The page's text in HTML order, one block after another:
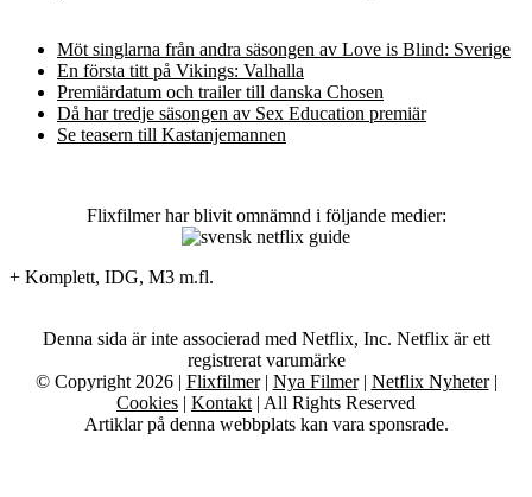
Möt singlarna från andra säsongen av Love is Blind: Sverige
En första titt på Vikings: Valhalla
Premiärdatum och trailer till danska Chosen
Då har tredje säsongen av Sex Education premiär
Se teasern till Kastanjemannen
Flixfilmer har blivit omnämnd i följande medier:
+ Komplett, IDG, M3 m.fl.
Denna sida är inte associerad med Netflix, Inc. Netflix är ett
registrerat varumärke
© Copyright 2026 | Flixfilmer| Nya Filmer| Netflix Nyheter|
Cookies | Kontakt | All Rights Reserved
Artiklar på denna webbplats kan vara sponsrade.